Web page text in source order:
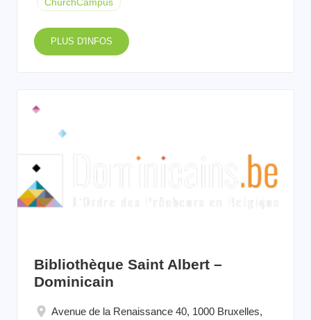
PLUS D'INFOS
Bibliothèque Saint Albert –
Dominicain
Avenue de la Renaissance 40, 1000 Bruxelles,